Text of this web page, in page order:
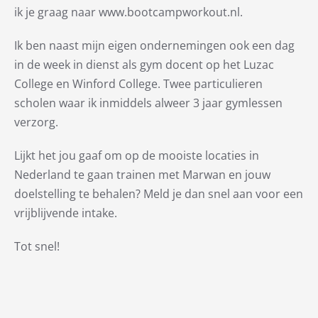
ik je graag naar www.bootcampworkout.nl.
Ik ben naast mijn eigen ondernemingen ook een dag
in de week in dienst als gym docent op het Luzac
College en Winford College. Twee particulieren
scholen waar ik inmiddels alweer 3 jaar gymlessen
verzorg.
Lijkt het jou gaaf om op de mooiste locaties in
Nederland te gaan trainen met Marwan en jouw
doelstelling te behalen? Meld je dan snel aan voor een
vrijblijvende intake.
Tot snel!